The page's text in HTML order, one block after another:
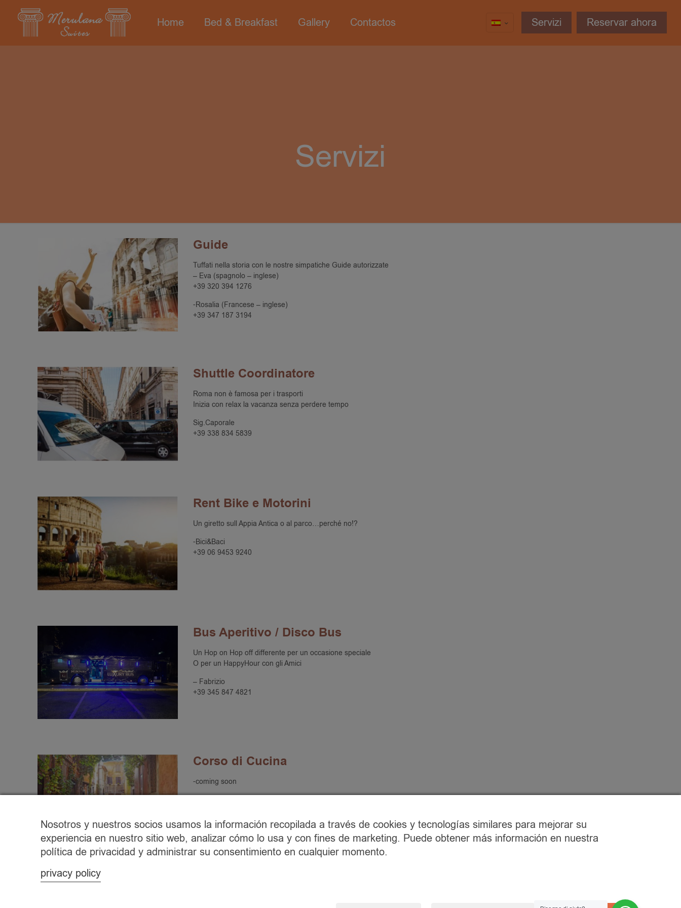
Home Bed & Breakfast Gallery Contactos Servizi Reservar ahora
Servizi
Guide
Tuffati nella storia con le nostre simpatiche Guide autorizzate
– Eva (spagnolo – inglese)
+39 320 394 1276
-Rosalia (Francese – inglese)
+39 347 187 3194
Shuttle Coordinatore
Roma non è famosa per i trasporti
Inizia con relax la vacanza senza perdere tempo
Sig.Caporale
+39 338 834 5839
Rent Bike e Motorini
Un giretto sull Appia Antica o al parco…perché no!?
-Bici&Baci
+39 06 9453 9240
Bus Aperitivo / Disco Bus
Un Hop on Hop off differente per un occasione speciale
O per un HappyHour con gli Amici
– Fabrizio
+39 345 847 4821
Corso di Cucina
-coming soon
Nosotros y nuestros socios usamos la información recopilada a través de cookies y tecnologías similares para mejorar su
experiencia en nuestro sitio web, analizar cómo lo usa y con fines de marketing. Puede obtener más información en nuestra
política de privacidad y administrar su consentimiento en cualquier momento.
privacy policy